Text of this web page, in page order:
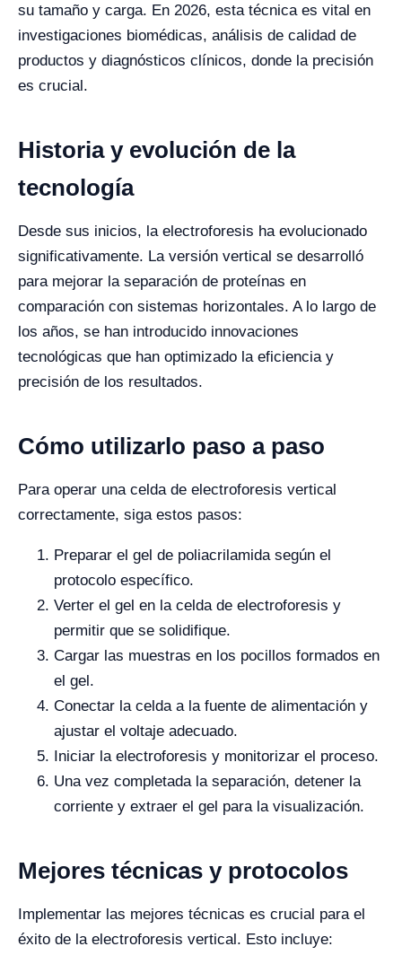
su tamaño y carga. En 2026, esta técnica es vital en
investigaciones biomédicas, análisis de calidad de
productos y diagnósticos clínicos, donde la precisión
es crucial.
Historia y evolución de la
tecnología
Desde sus inicios, la electroforesis ha evolucionado
significativamente. La versión vertical se desarrolló
para mejorar la separación de proteínas en
comparación con sistemas horizontales. A lo largo de
los años, se han introducido innovaciones
tecnológicas que han optimizado la eficiencia y
precisión de los resultados.
Cómo utilizarlo paso a paso
Para operar una celda de electroforesis vertical
correctamente, siga estos pasos:
Preparar el gel de poliacrilamida según el
protocolo específico.
Verter el gel en la celda de electroforesis y
permitir que se solidifique.
Cargar las muestras en los pocillos formados en
el gel.
Conectar la celda a la fuente de alimentación y
ajustar el voltaje adecuado.
Iniciar la electroforesis y monitorizar el proceso.
Una vez completada la separación, detener la
corriente y extraer el gel para la visualización.
Mejores técnicas y protocolos
Implementar las mejores técnicas es crucial para el
éxito de la electroforesis vertical. Esto incluye: